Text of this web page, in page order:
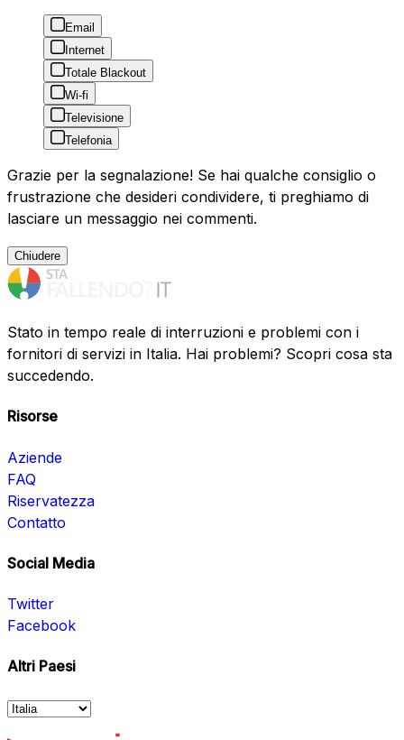
Email
Internet
Totale Blackout
Wi-fi
Televisione
Telefonia
Grazie per la segnalazione! Se hai qualche consiglio o
frustrazione che desideri condividere, ti preghiamo di
lasciare un messaggio nei commenti.
Chiudere
Stato in tempo reale di interruzioni e problemi con i
fornitori di servizi in Italia. Hai problemi? Scopri cosa sta
succedendo.
Risorse
Aziende
FAQ
Riservatezza
Contatto
Social Media
Twitter
Facebook
Altri Paesi